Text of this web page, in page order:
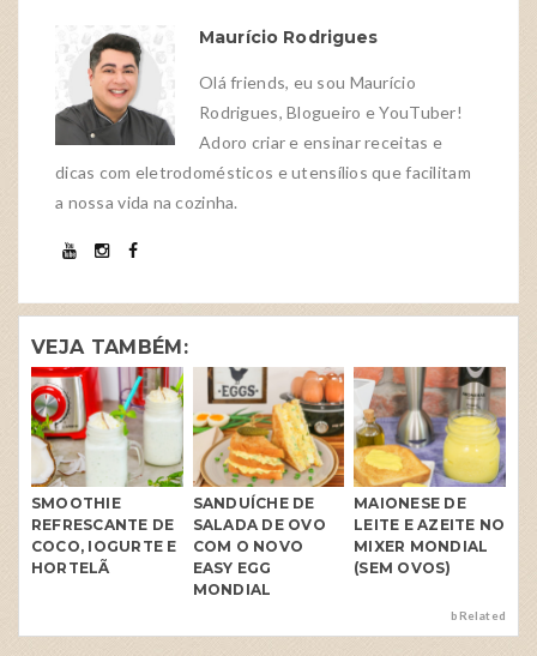
Maurício Rodrigues
Olá friends, eu sou Maurício
Rodrigues, Blogueiro e YouTuber!
Adoro criar e ensinar receitas e
dicas com eletrodomésticos e utensílios que facilitam
a nossa vida na cozinha.
VEJA TAMBÉM:
SMOOTHIE
REFRESCANTE DE
COCO, IOGURTE E
HORTELÃ
SANDUÍCHE DE
SALADA DE OVO
COM O NOVO
EASY EGG
MONDIAL
MAIONESE DE
LEITE E AZEITE NO
MIXER MONDIAL
(SEM OVOS)
bRelated